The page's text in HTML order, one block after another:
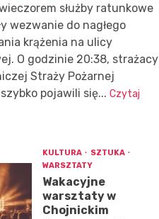
służby ratunkowe
wezwanie do nagłego
krążenia na ulicy
O godzinie 20:38, strażacy
Straży Pożarnej
pojawili się... Czytaj
KULTURA
SZTUKA
WARSZTATY
Wakacyjne
warsztaty w
Chojnickim